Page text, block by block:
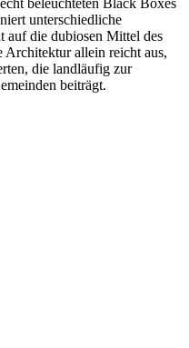
unterschiedliche
auf die dubiosen Mittel des
allein reicht aus,
die landläufig zur
beiträgt.